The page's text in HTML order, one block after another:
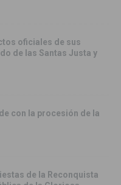
oficiales de sus
de las Santas Justa y
con la procesión de la
de la Reconquista